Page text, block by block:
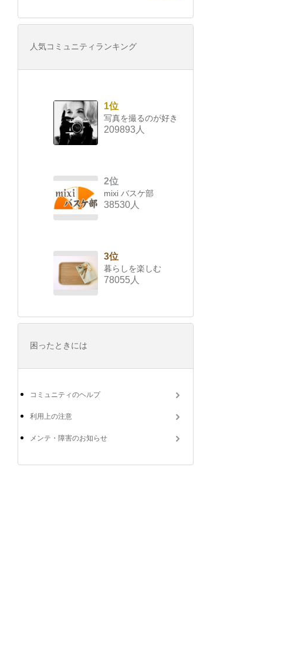
人気コミュニティランキング
1位
写真を撮るのが好き
209893人
2位
mixi バスケ部
38530人
3位
暮らしを楽しむ
78055人
困ったときには
コミュニティのヘルプ
利用上の注意
メンテ・障害のお知らせ